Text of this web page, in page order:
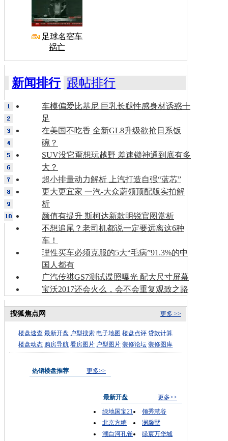
足球名宿车
祸亡
新闻排行 跟帖排行
车模偏爱比基尼 巨乳长腿性感身材诱惑十
足
在美国不吃香 全新GL8升级欲抢日系饭
碗？
SUV没它甭想玩越野 差速锁神通到底有多
大？
超小排量动力解析 上汽打造自强“蓝芯”
更大更宜家 一汽-大众蔚领顶配版实拍解
析
颜值有提升 斯柯达新款明锐官图赏析
不想追尾？老司机都说一定要远离这6种
车！
理性买车必须克服的5大“毛病”91.3%的中
国人都有
广汽传祺GS7测试谍照曝光 配大尺寸屏幕
宝沃2017还会火么，会不会重复观致之路
更多 >>
搜狐焦点网
楼盘速查 最新开盘 户型搜索 电子地图 楼盘点评 贷款计算
楼盘动态 购房导航 看房图片 户型图片 装修论坛 装修图库
热销楼盘推荐 更多>>
最新开盘
更多>>
绿地国宝21
领秀慧谷
北京方糖
澜馨墅
潮白河孔雀
绿宸万华城